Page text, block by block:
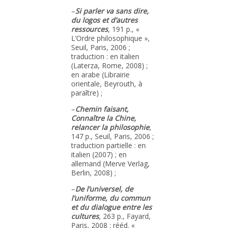
–Si parler va sans dire,
du logos et d’autres
ressources, 191 p., «
L’Ordre philosophique »,
Seuil, Paris, 2006 ;
traduction : en italien
(Laterza, Rome, 2008) ;
en arabe (Librairie
orientale, Beyrouth, à
paraître) ;
–Chemin faisant,
Connaître la Chine,
relancer la philosophie,
147 p., Seuil, Paris, 2006 ;
traduction partielle : en
italien (2007) ; en
allemand (Merve Verlag,
Berlin, 2008) ;
–De l’universel, de
l’uniforme, du commun
et du dialogue entre les
cultures, 263 p., Fayard,
Paris, 2008 ; rééd. «